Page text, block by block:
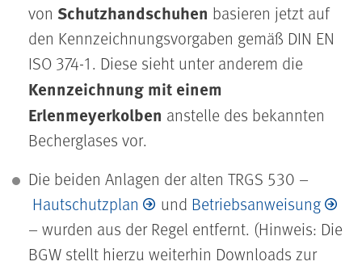
von Schutzhandschuhen basieren jetzt auf
den Kennzeichnungsvorgaben gemäß DIN EN
ISO 374-1. Diese sieht unter anderem die
Kennzeichnung mit einem
Erlenmeyerkolben anstelle des bekannten
Becherglases vor.
Die beiden Anlagen der alten TRGS 530 –
Hautschutzplan
und Betriebsanweisung
– wurden aus der Regel entfernt. (Hinweis: Die
BGW stellt hierzu weiterhin Downloads zur